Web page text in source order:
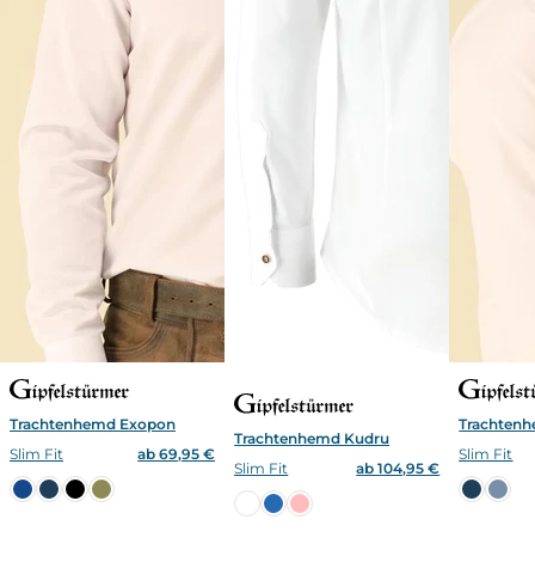
Trachtenhemd Exopon
Slim Fit
ab 69,95 €
Trachtenhemd Kudru
Slim Fit
ab 104,95 €
Slim Fit